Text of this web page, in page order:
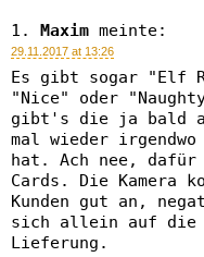
Maxim meinte:
29.11.2017 at 13:26
Es gibt sogar "Elf
"Nice" oder
gibt's die ja bald
mal wieder
hat. Ach nee,
Cards. Die Kamera
Kunden gut an,
sich allein auf die
Lieferung.